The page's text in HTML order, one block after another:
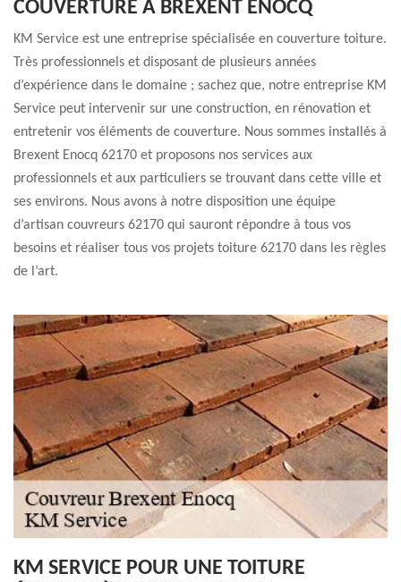
COUVERTURE À BREXENT ENOCQ
KM Service est une entreprise spécialisée en couverture toiture.
Très professionnels et disposant de plusieurs années
d’expérience dans le domaine ; sachez que, notre entreprise KM
Service peut intervenir sur une construction, en rénovation et
entretenir vos éléments de couverture. Nous sommes installés à
Brexent Enocq 62170 et proposons nos services aux
professionnels et aux particuliers se trouvant dans cette ville et
ses environs. Nous avons à notre disposition une équipe
d’artisan couvreurs 62170 qui sauront répondre à tous vos
besoins et réaliser tous vos projets toiture 62170 dans les règles
de l’art.
KM SERVICE POUR UNE TOITURE